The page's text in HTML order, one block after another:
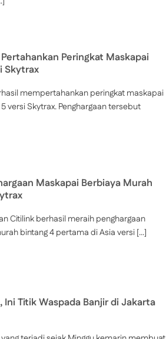
Peringkat Maskapai
Skytrax
mempertahankan peringkat maskapai
versi Skytrax. Penghargaan tersebut
Maskapai Berbiaya Murah
Citilink berhasil meraih penghargaan
bintang 4 pertama di Asia versi [...]
Ini Titik Waspada Banjir di Jakarta